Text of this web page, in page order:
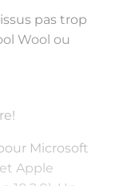
pas trop
Wool ou
Microsoft
Apple